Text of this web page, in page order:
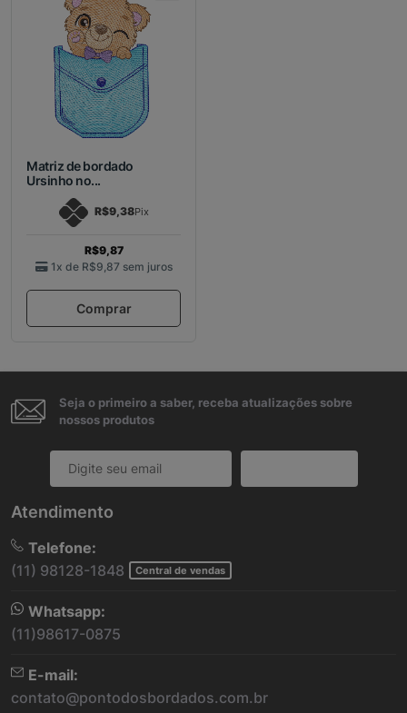
Matriz de bordado
Ursinho no...
R$9,38Pix
R$9,87
1x de R$9,87 sem juros
Comprar
Seja o primeiro a saber, receba atualizações sobre
nossos produtos
Atendimento
Telefone:
(11) 98128-1848
Central de vendas
Whatsapp:
(11)98617-0875
E-mail:
contato@pontodosbordados.com.br